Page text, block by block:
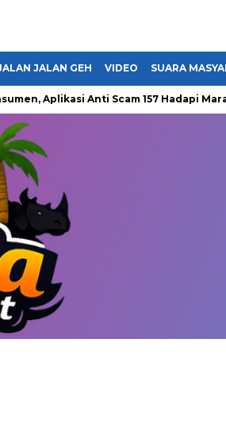
JALAN GEH VIDEO SUARA
Anti Scam 157 Hadapi Maraknya